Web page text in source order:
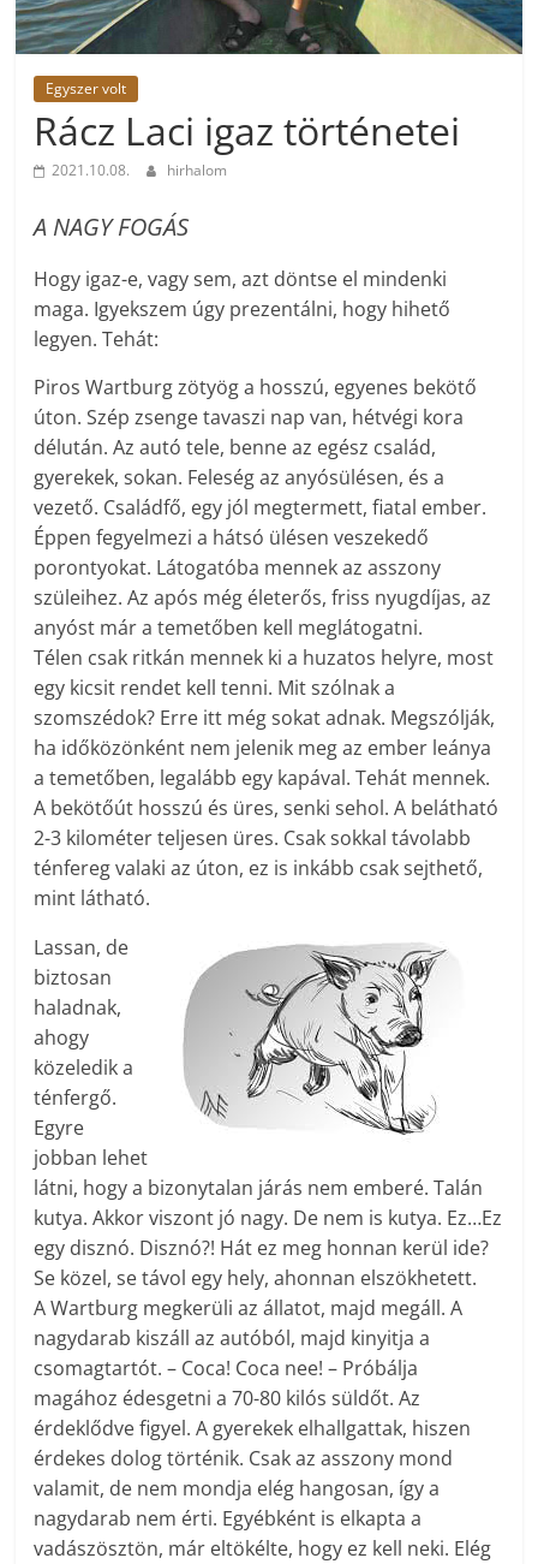
Egyszer volt
Rácz Laci igaz történetei
2021.10.08. hirhalom
A NAGY FOGÁS
Hogy igaz-e, vagy sem, azt döntse el mindenki
maga. Igyekszem úgy prezentálni, hogy hihető
legyen. Tehát:
Piros Wartburg zötyög a hosszú, egyenes bekötő
úton. Szép zsenge tavaszi nap van, hétvégi kora
délután. Az autó tele, benne az egész család,
gyerekek, sokan. Feleség az anyósülésen, és a
vezető. Családfő, egy jól megtermett, fiatal ember.
Éppen fegyelmezi a hátsó ülésen veszekedő
porontyokat. Látogatóba mennek az asszony
szüleihez. Az após még életerős, friss nyugdíjas, az
anyóst már a temetőben kell meglátogatni.
Télen csak ritkán mennek ki a huzatos helyre, most
egy kicsit rendet kell tenni. Mit szólnak a
szomszédok? Erre itt még sokat adnak. Megszólják,
ha időközönként nem jelenik meg az ember leánya
a temetőben, legalább egy kapával. Tehát mennek.
A bekötőút hosszú és üres, senki sehol. A belátható
2-3 kilométer teljesen üres. Csak sokkal távolabb
ténfereg valaki az úton, ez is inkább csak sejthető,
mint látható.
Lassan, de
biztosan
haladnak,
ahogy
közeledik a
ténfergő.
Egyre
jobban lehet
látni, hogy a bizonytalan járás nem emberé. Talán
kutya. Akkor viszont jó nagy. De nem is kutya. Ez…Ez
egy disznó. Disznó?! Hát ez meg honnan kerül ide?
Se közel, se távol egy hely, ahonnan elszökhetett.
A Wartburg megkerüli az állatot, majd megáll. A
nagydarab kiszáll az autóból, majd kinyitja a
csomagtartót. – Coca! Coca nee! – Próbálja
magához édesgetni a 70-80 kilós süldőt. Az
érdeklődve figyel. A gyerekek elhallgattak, hiszen
érdekes dolog történik. Csak az asszony mond
valamit, de nem mondja elég hangosan, így a
nagydarab nem érti. Egyébként is elkapta a
vadászösztön, már eltökélte, hogy ez kell neki. Elég